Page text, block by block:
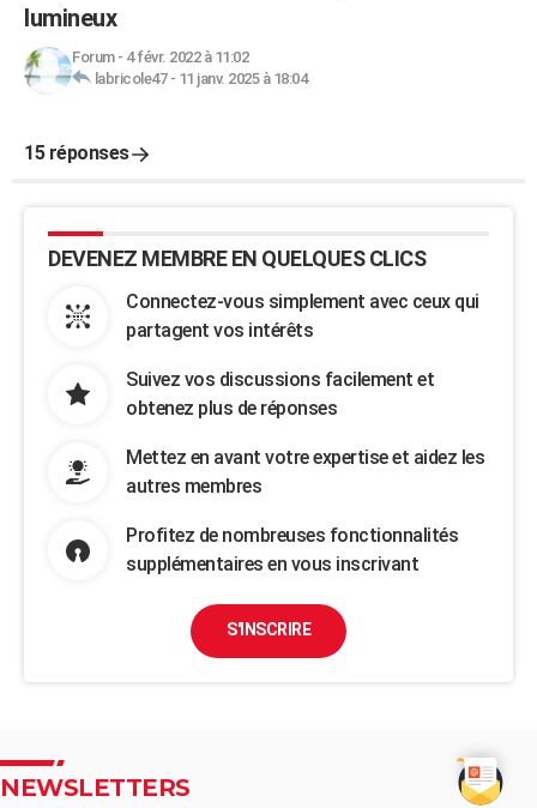
lumineux
Forum- 4 févr. 2022 à 11:02
labricole47- 11 janv. 2025 à 18:04
15 réponses
DEVENEZ MEMBRE EN QUELQUES CLICS
Connectez-vous simplement avec ceux qui
partagent vos intérêts
Suivez vos discussions facilement et
obtenez plus de réponses
Mettez en avant votre expertise et aidez les
autres membres
Profitez de nombreuses fonctionnalités
supplémentaires en vous inscrivant
S'INSCRIRE
NEWSLETTERS